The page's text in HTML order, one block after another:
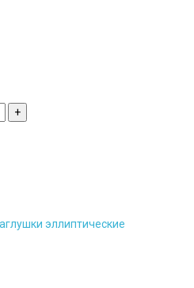
+
эллиптические